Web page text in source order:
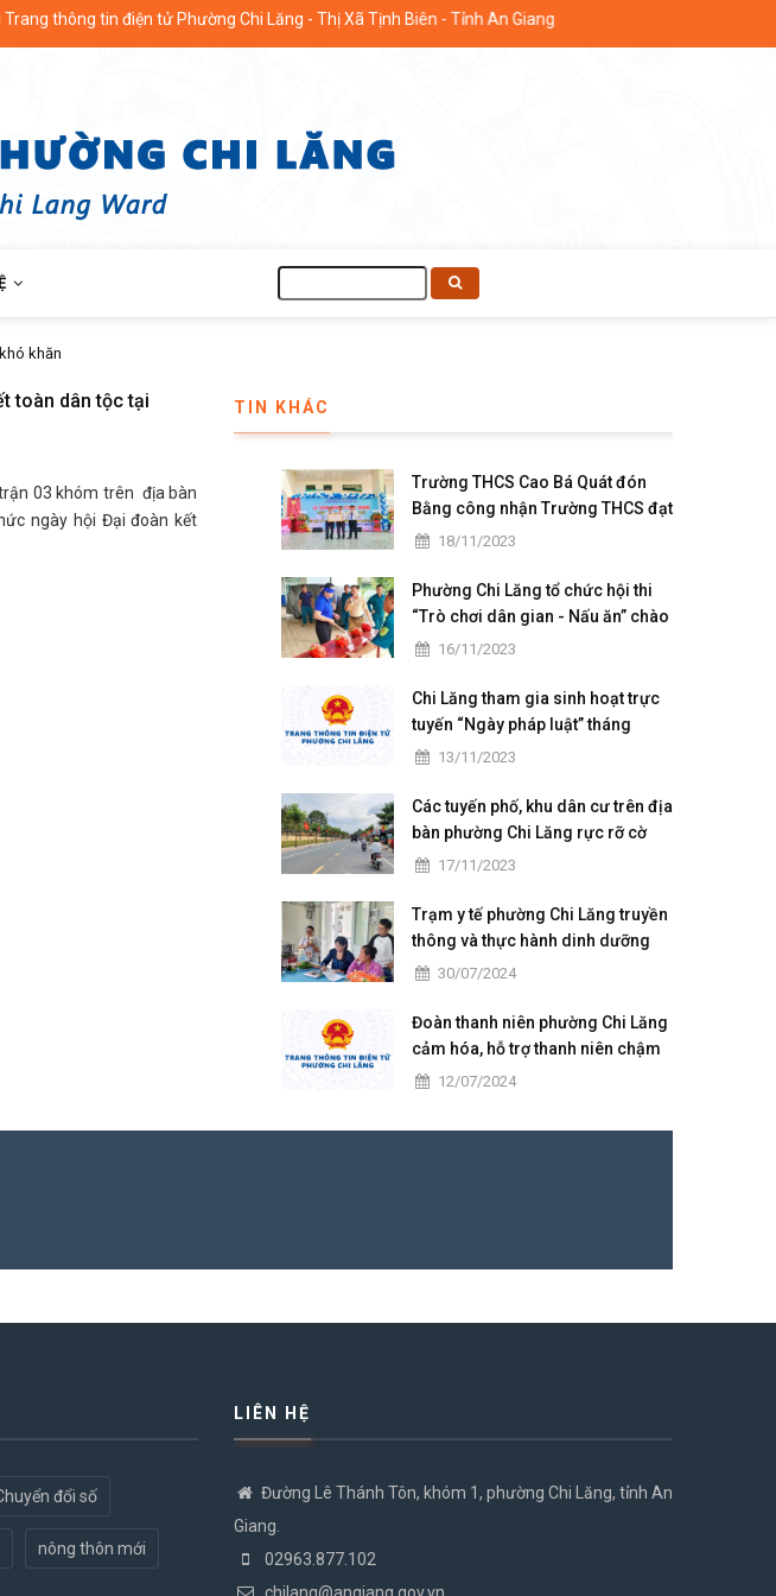
thông tin điện tử Phường Chi Lăng - Thị Xã Tịnh Biên - Tỉnh An Giang
kiếm
khăn
toàn dân tộc tại
03 khóm trên địa bàn
ngày hội Đại đoàn kết
TIN KHÁC
Trường THCS Cao Bá Quát đón
Bằng công nhận Trường THCS đạt
chuẩn Quốc gia mức độ I và họp
giáo Việt Nam
18/11/2023
Phường Chi Lăng tổ chức hội thi
“Trò chơi dân gian - Nấu ăn” chào
mừng ngày hội Đại đoàn kết toàn
16/11/2023
Chi Lăng tham gia sinh hoạt trực
tuyến “Ngày pháp luật” tháng
11/2023
13/11/2023
Các tuyến phố, khu dân cư trên địa
bàn phường Chi Lăng rực rỡ cờ
hoa ngày hội Đại đoàn kết toàn
17/11/2023
Trạm y tế phường Chi Lăng truyền
thông và thực hành dinh dưỡng
cho các bà mẹ có con nhỏ trên
30/07/2024
Đoàn thanh niên phường Chi Lăng
cảm hóa, hỗ trợ thanh niên chậm
tiến12/07/2024
đổi số
nông thôn mới
LIÊN HỆ
Đường Lê Thánh Tôn, khóm 1, phường Chi Lăng, tỉnh An
Giang.
02963.877.102